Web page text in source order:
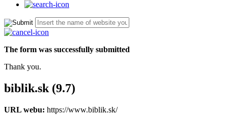
The form was successfully submitted
Thank you.
biblik.sk (9.7)
URL webu: https://www.biblik.sk/